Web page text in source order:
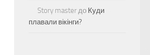
Story masterдо Куди
плавали вікінги?